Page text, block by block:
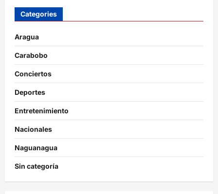
Categories
Aragua
Carabobo
Conciertos
Deportes
Entretenimiento
Nacionales
Naguanagua
Sin categoría